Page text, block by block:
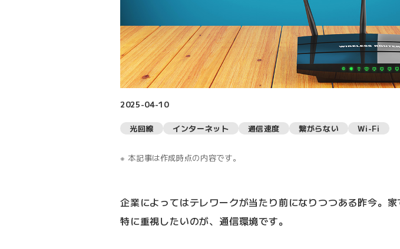
2025-04-10
光回線 インターネット 通信速度 繋がらない Wi-Fi
本記事は作成時点の内容です。
企業によってはテレワークが当たり前になりつつある昨今。
特に重視したいのが、通信環境です。